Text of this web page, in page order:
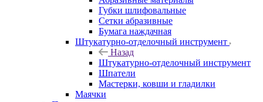
Губки шлифовальные
Сетки абразивные
Бумага наждачная
Штукатурно-отделочный инструмент
Назад
Штукатурно-отделочный инструмент
Шпатели
Мастерки, ковши и гладилки
Маячки